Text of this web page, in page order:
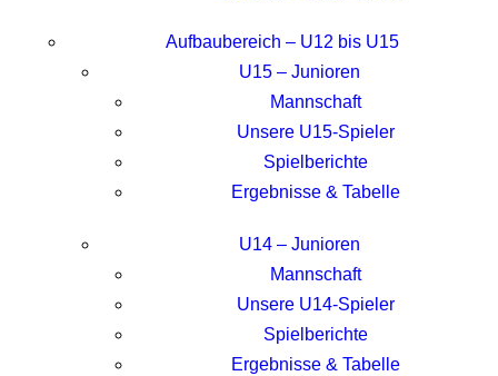
Aufbaubereich – U12 bis U15
U15 – Junioren
Mannschaft
Unsere U15-Spieler
Spielberichte
Ergebnisse & Tabelle
U14 – Junioren
Mannschaft
Unsere U14-Spieler
Spielberichte
Ergebnisse & Tabelle